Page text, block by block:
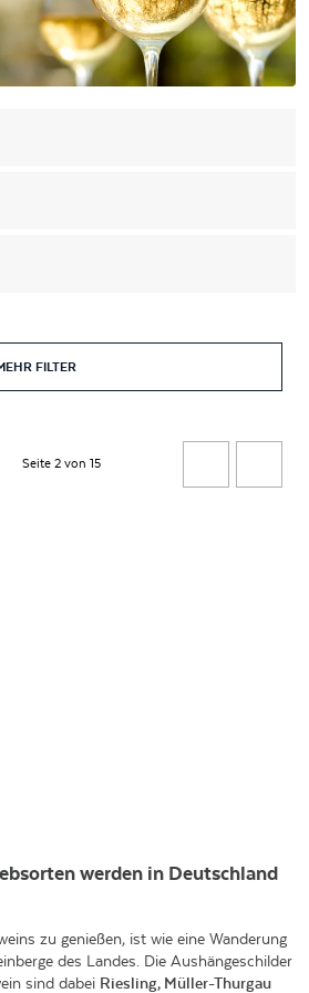
FILTER
Seite 2 von 15
werden in Deutschland
zu genießen, ist wie eine Wanderung
des Landes. Die Aushängeschilder
sind dabei Riesling, Müller-Thurgau